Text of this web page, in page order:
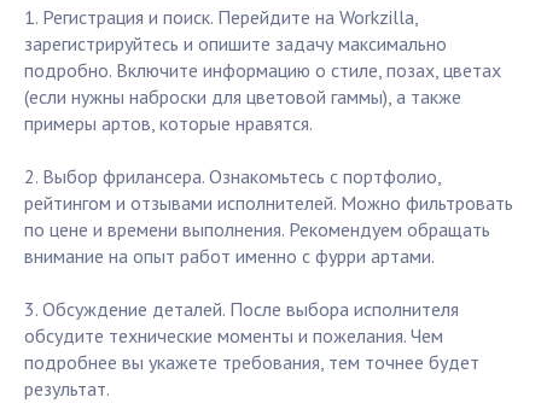
1. Регистрация и поиск. Перейдите на Workzilla,
зарегистрируйтесь и опишите задачу максимально
подробно. Включите информацию о стиле, позах, цветах
(если нужны наброски для цветовой гаммы), а также
примеры артов, которые нравятся.
2. Выбор фрилансера. Ознакомьтесь с портфолио,
рейтингом и отзывами исполнителей. Можно фильтровать
по цене и времени выполнения. Рекомендуем обращать
внимание на опыт работ именно с фурри артами.
3. Обсуждение деталей. После выбора исполнителя
обсудите технические моменты и пожелания. Чем
подробнее вы укажете требования, тем точнее будет
результат.